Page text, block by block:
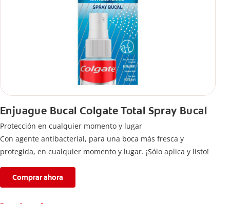
Enjuague Bucal Colgate Total Spray Bucal
Protección en cualquier momento y lugar
Con agente antibacterial, para una boca más fresca y
protegida, en cualquier momento y lugar. ¡Sólo aplica y listo!
Comprar ahora